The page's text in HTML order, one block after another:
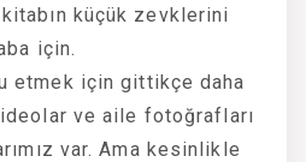
küçük zevklerini
için.
etmek için gittikçe daha
ve aile fotoğrafları
var. Ama kesinlikle